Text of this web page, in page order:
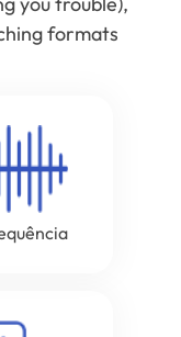
formats